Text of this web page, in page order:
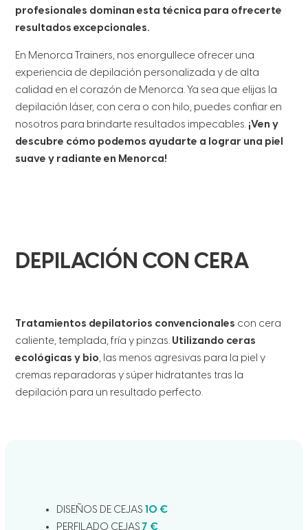
profesionales dominan esta técnica para ofrecerte
resultados excepcionales.
En Menorca Trainers, nos enorgullece ofrecer una
experiencia de depilación personalizada y de alta
calidad en el corazón de Menorca. Ya sea que elijas la
depilación láser, con cera o con hilo, puedes confiar en
nosotros para brindarte resultados impecables. ¡Ven y
descubre cómo podemos ayudarte a lograr una piel
suave y radiante en Menorca!
DEPILACIÓN CON CERA
Tratamientos depilatorios convencionales con cera
caliente, templada, fría y pinzas. Utilizando ceras
ecológicas y bio, las menos agresivas para la piel y
cremas reparadoras y súper hidratantes tras la
depilación para un resultado perfecto.
DISEÑOS DE CEJAS10 €
PERFILADO CEJAS7 €